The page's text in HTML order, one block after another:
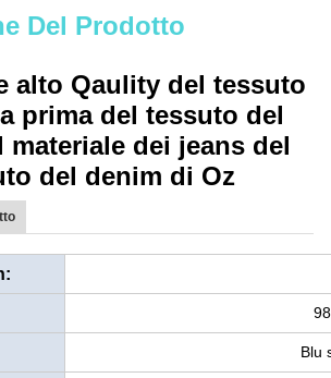
Del Prodotto
alto Qaulity del tessuto
prima del tessuto del
dei jeans del
del denim di Oz
Blu